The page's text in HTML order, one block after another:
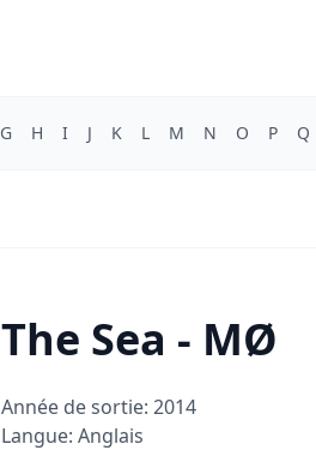
G H I J K L M N O P Q
The Sea - MØ
Année de sortie: 2014
Langue: Anglais